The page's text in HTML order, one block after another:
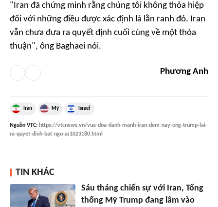
"Iran đã chứng minh rằng chúng tôi không thỏa hiệp
đối với những điều được xác định là lằn ranh đỏ. Iran
vẫn chưa đưa ra quyết định cuối cùng về một thỏa
thuận", ông Baghaei nói.
Phương Anh
Iran Mỹ Israel
Nguồn VTC: https://vtcnews.vn/vua-doa-danh-manh-iran-dem-nay-ong-trump-lai-
ra-quyet-dinh-bat-ngo-ar1023180.html
TIN KHÁC
Sáu tháng chiến sự với Iran, Tổng
thống Mỹ Trump đang lâm vào